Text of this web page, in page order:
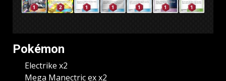
Pokémon
Electrike x2
Mega Manectric ex x2